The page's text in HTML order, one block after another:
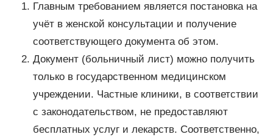
Главным требованием является постановка на
учёт в женской консультации и получение
соответствующего документа об этом.
Документ (больничный лист) можно получить
только в государственном медицинском
учреждении. Частные клиники, в соответствии
с законодательством, не предоставляют
бесплатных услуг и лекарств. Соответственно,